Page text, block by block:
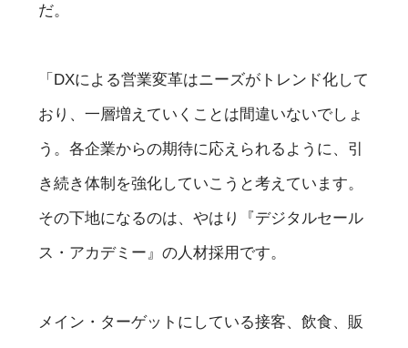
だ。
「DXによる営業変革はニーズがトレンド化して
おり、一層増えていくことは間違いないでしょ
う。各企業からの期待に応えられるように、引
き続き体制を強化していこうと考えています。
その下地になるのは、やはり『デジタルセール
ス・アカデミー』の人材採用です。
メイン・ターゲットにしている接客、飲食、販